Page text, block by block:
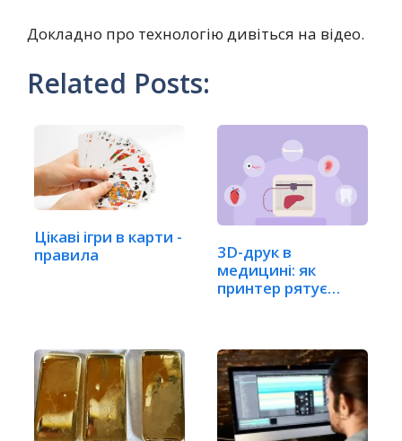
Докладно про технологію дивіться на відео.
Related Posts:
Цікаві ігри в карти -
правила
3D-друк в
медицині: як
принтер рятує